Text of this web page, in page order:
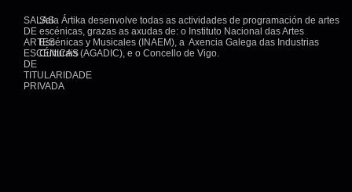
SALAS
DE
ARTES
ESCÉNICAS
DE
TITULARIDADE
PRIVADA
Sala Ártika desenvolve todas as actividades de programación de artes
escénicas, grazas as axudas de: o Instituto Nacional das Artes
Escénicas y Musicales (INAEM), a Axencia Galega das Industrias
Culturais (AGADIC), e o Concello de Vigo.